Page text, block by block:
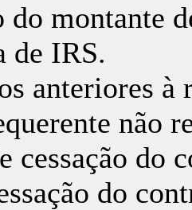
do montante
de IRS.
anteriores à
não
cessação do
do